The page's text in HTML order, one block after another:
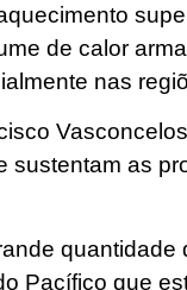
de calor
nas
sustentam as
Pacífico que